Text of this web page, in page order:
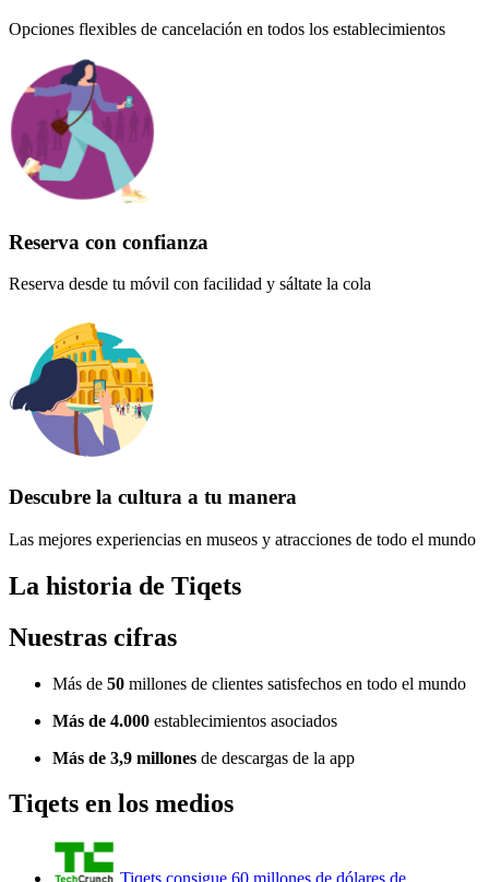
Opciones flexibles de cancelación en todos los establecimientos
Reserva con confianza
Reserva desde tu móvil con facilidad y sáltate la cola
Descubre la cultura a tu manera
Las mejores experiencias en museos y atracciones de todo el mundo
La historia de Tiqets
Nuestras cifras
Más de 50 millones de clientes satisfechos en todo el mundo
Más de 4.000 establecimientos asociados
Más de 3,9 millones de descargas de la app
Tiqets en los medios